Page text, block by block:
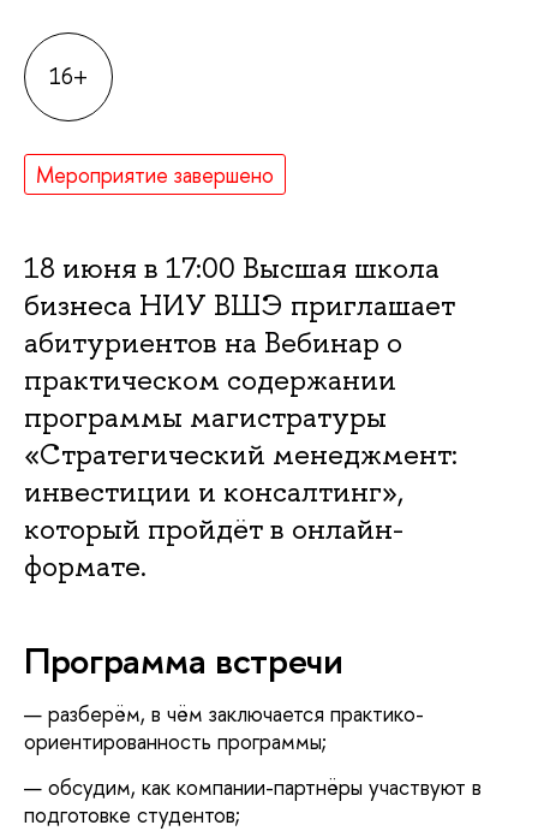
16+
Мероприятие завершено
18 июня в 17:00 Высшая школа
бизнеса НИУ ВШЭ приглашает
абитуриентов на Вебинар о
практическом содержании
программы магистратуры
«Стратегический менеджмент:
инвестиции и консалтинг»,
который пройдёт в онлайн-
формате.
Программа встречи
— разберём, в чём заключается практико-
ориентированность программы;
— обсудим, как компании-партнёры участвуют в
подготовке студентов;